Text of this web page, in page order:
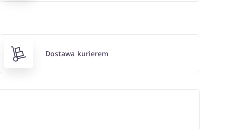
Dostawa kurierem